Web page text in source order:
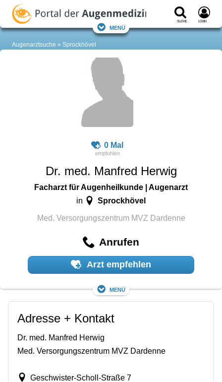
Suche Login
Menü
Augenarztsuche Sprockhövel
0 Mal
Dr. med. Manfred Herwig
Facharzt für Augenheilkunde | Augenarzt
in Sprockhövel
Med. Versorgungszentrum MVZ Dardenne
Anrufen
Arzt empfehlen
Menü
Adresse + Kontakt
Dr. med. Manfred Herwig
Med. Versorgungszentrum MVZ Dardenne
Geschwister-Scholl-Straße 7